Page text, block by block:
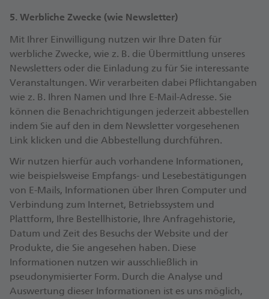
5. Werbliche Zwecke (wie Newsletter)
Mit Ihrer Einwilligung nutzen wir Ihre Daten für
werbliche Zwecke, wie z. B. die Übermittlung unseres
Newsletters oder die Einladung zu für Sie interessante
Veranstaltungen. Wir verarbeiten dabei Pflichtangaben
wie z. B. Ihren Namen und Ihre E-Mail-Adresse. Sie
können die Benachrichtigungen jederzeit abbestellen
indem Sie auf den in dem Newsletter vorgesehenen
Link klicken und die Abbestellung durchführen.
Wir nutzen hierfür auch vorhandene Informationen,
wie beispielsweise Empfangs- und Lesebestätigungen
von E-Mails, Informationen über Ihren Computer und
Verbindung zum Internet, Betriebssystem und
Plattform, Ihre Bestellhistorie, Ihre Anfragehistorie,
Datum und Zeit des Besuchs der Website und der
Produkte, die Sie angesehen haben. Diese
Informationen nutzen wir ausschließlich in
pseudonymisierter Form. Durch die Analyse und
Auswertung dieser Informationen ist es uns möglich,